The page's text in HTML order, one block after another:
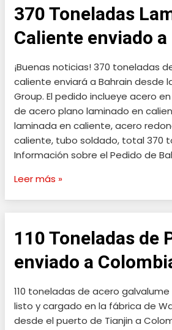
370 Toneladas
Caliente enviado
¡Buenas noticias! 370 toneladas
caliente enviará a Bahrain desde
Group. El pedido inclueye acero
de acero plano laminado en
laminada en caliente, acero
caliente, tubo soldado, total 370
Información sobre el Pedido de
Laminada
Caliente
a
Bahrain
Leer más »
110 Toneladas de
enviado a
110 toneladas de acero
listo y cargado en la fábrica de
desde el puerto de Tianjin a
110
Toneladas
de
enviado
a
Colombia